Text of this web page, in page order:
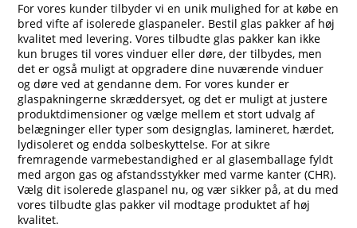
For vores kunder tilbyder vi en unik mulighed for at købe en
bred vifte af isolerede glaspaneler. Bestil glas pakker af høj
kvalitet med levering. Vores tilbudte glas pakker kan ikke
kun bruges til vores vinduer eller døre, der tilbydes, men
det er også muligt at opgradere dine nuværende vinduer
og døre ved at gendanne dem. For vores kunder er
glaspakningerne skræddersyet, og det er muligt at justere
produktdimensioner og vælge mellem et stort udvalg af
belægninger eller typer som designglas, lamineret, hærdet,
lydisoleret og endda solbeskyttelse. For at sikre
fremragende varmebestandighed er al glasemballage fyldt
med argon gas og afstandsstykker med varme kanter (CHR).
Vælg dit isolerede glaspanel nu, og vær sikker på, at du med
vores tilbudte glas pakker vil modtage produktet af høj
kvalitet.